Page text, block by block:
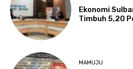
Ekonomi
Timbuh 5,20
MAMUJU